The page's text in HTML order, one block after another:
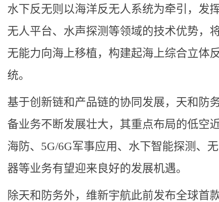
水下反无则以海洋反无人系统为牵引，发
无人平台、水声探测等领域的技术优势，
无能力向海上移植，构建起海上综合立体
统。
基于创新链和产品链的协同发展，天和防
备业务不断发展壮大，其重点布局的低空
海防、5G/6G军事应用、水下智能探测、
器等业务有望迎来良好的发展机遇。
除天和防务外，维新宇航此前发布全球首